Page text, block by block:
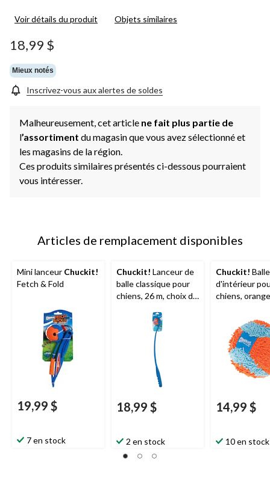
Voir détails du produit Objets similaires
18,99 $
Mieux notés
Inscrivez-vous aux alertes de soldes
Malheureusement, cet article ne fait plus partie de
l’assortiment du magasin que vous avez sélectionné et
les magasins de la région.
Ces produits similaires présentés ci-dessous pourraient
vous intéresser.
Articles de remplacement disponibles
Mini lanceur Chuckit!
Fetch & Fold
19,99 $
7 en stock
Chuckit! Lanceur de
balle classique pour
chiens, 26 m, choix de
18,99 $
2 en stock
Chuckit! Balle
d'intérieur
chiens, orange
14,99 $
10 en stock